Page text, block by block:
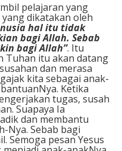
pelajaran yang
dikatakan oleh
hal itu tidak
bagi Allah. Sebab
bagi Allah”. Itu
Tuhan itu akan datang
dan merasa
kita sebagai anak-
Ketika
tugas, susah
Suapaya Ia
dan membantu
Nya. Sebab bagi
Semoga pesan Yesus